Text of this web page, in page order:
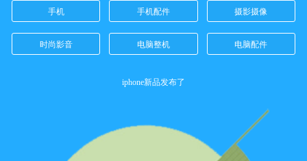
[关于我们
[ ] 合作及洽谈
[客服中心 ] 修改收货地址
手机 手机配件 摄影摄像
时尚影音 电脑整机 电脑配件
iphone新品发布了